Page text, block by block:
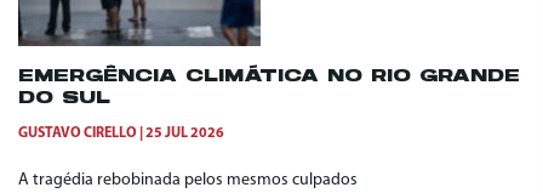
EMERGÊNCIA CLIMÁTICA NO RIO GRANDE
DO SUL
GUSTAVO CIRELLO 25 JUL 2026
A tragédia rebobinada pelos mesmos culpados